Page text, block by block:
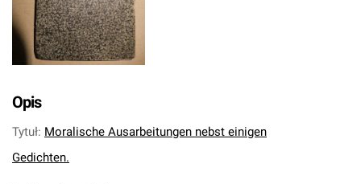
Opis
Tytuł: Moralische Ausarbeitungen nebst einigen
Gedichten.